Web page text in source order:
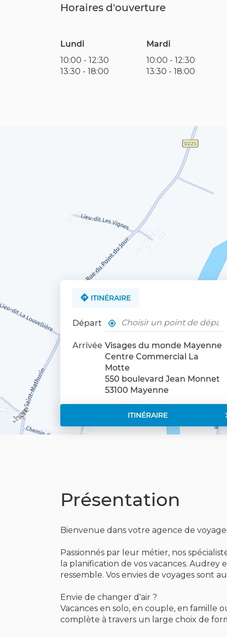
Horaires d'ouverture
Lundi
10:00 - 12:30
13:30 - 18:00
Mardi
10:00 - 12:30
13:30 - 18:00
ITINÉRAIRE
Départ
,
un
point
de
vente
Visages
du
À
Arrivée Visages du monde Mayenne
Centre Commercial La
Motte
550 boulevard Jean Monnet
53100 Mayenne
ITINÉRAIRE
JUSQU'AU
POINT
Présentation
Bienvenue dans votre agence de
Passionnés par leur métier, nos
la planification de vos vacances.
ressemble. Vos envies de voyages sont
Envie de changer d'air ?
Vacances en solo, en couple, en famille
complète à travers un large choix de